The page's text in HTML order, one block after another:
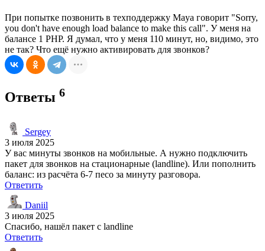
При попытке позвонить в техподдержку Maya говорит "Sorry,
you don't have enough load balance to make this call". У меня на
балансе 1 PHP. Я думал, что у меня 110 минут, но, видимо, это
не так? Что ещё нужно активировать для звонков?
Ответы 6
Sergey
3 июля 2025
У вас минуты звонков на мобильные. А нужно подключить
пакет для звонков на стационарные (landline). Или пополнить
баланс: из расчёта 6-7 песо за минуту разговора.
Ответить
Daniil
3 июля 2025
Спасибо, нашёл пакет с landline
Ответить